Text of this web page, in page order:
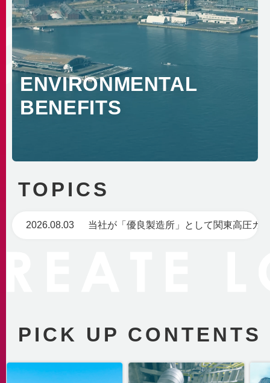
更新情報
熱供給
脱炭素関連サービスの提供
最新鋭設備の導入
自社の取組み
BCP
非常時を含めた安定供給
地域貢献活動
地域冷暖房の仕組み
個別冷暖房との相違点
地域冷暖房の特性
街づくりへの貢献
経済性
環境性
供給設備
第2プラント
主要設備
会社概要
事業沿革
企業理念・行動指針
2030ビジョン
地球温暖化対策計画書
熱供給事業者別排出係数
メニューを閉じる
ENVIRONMENTAL
BENEFITS
TOPICS
2026.08.03
PICK UP CONTENTS